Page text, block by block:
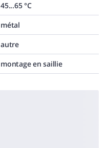
45...65 °C
métal
autre
montage en saillie